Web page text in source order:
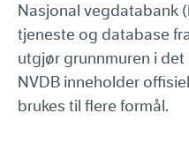
Nasjonal vegdatabank
tjeneste og database
utgjør grunnmuren i
NVDB inneholder
brukes til flere formål.